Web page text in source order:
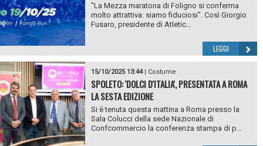
"La Mezza maratona di Foligno si conferma
molto attrattiva: siamo fiduciosi". Così Giorgio
Fusaro, presidente di Atletic...
LEGGI
15/10/2025 13:44| Costume
SPOLETO: 'DOLCI D'ITALIA', PRESENTATA A ROMA
LA SESTA EDIZIONE
Si è tenuta questa mattina a Roma presso la
Sala Colucci della sede Nazionale di
Confcommercio la conferenza stampa di p...